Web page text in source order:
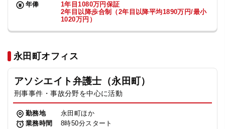
年俸
1年目1080万円保証
2年目以降歩合制（2年目以降平均1890万円/最小
1020万円）
永田町オフィス
アソシエイト弁護士（永田町）
刑事事件・事故分野を中心に活動
勤務地
永田町ほか
業務時間
8時50分スタート